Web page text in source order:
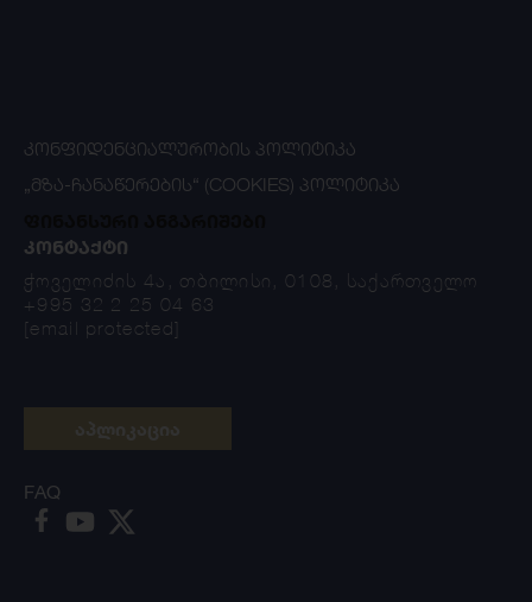
ᲙᲝᲜᲤᲘᲓᲔᲜᲪᲘᲐᲚᲣᲠᲝᲑᲘᲡ ᲞᲝᲚᲘᲢᲘᲙᲐ
„ᲛᲖᲐ-ᲩᲐᲜᲐᲬᲔᲠᲔᲑᲘᲡ“ (COOKIES) ᲞᲝᲚᲘᲢᲘᲙᲐ
ᲙᲝᲜᲢᲐᲥᲢᲘ
ჭოველიძის 4ა, თბილისი, 0108, საქართველო
+995 32 2 25 04 63
[email protected]
FAQ